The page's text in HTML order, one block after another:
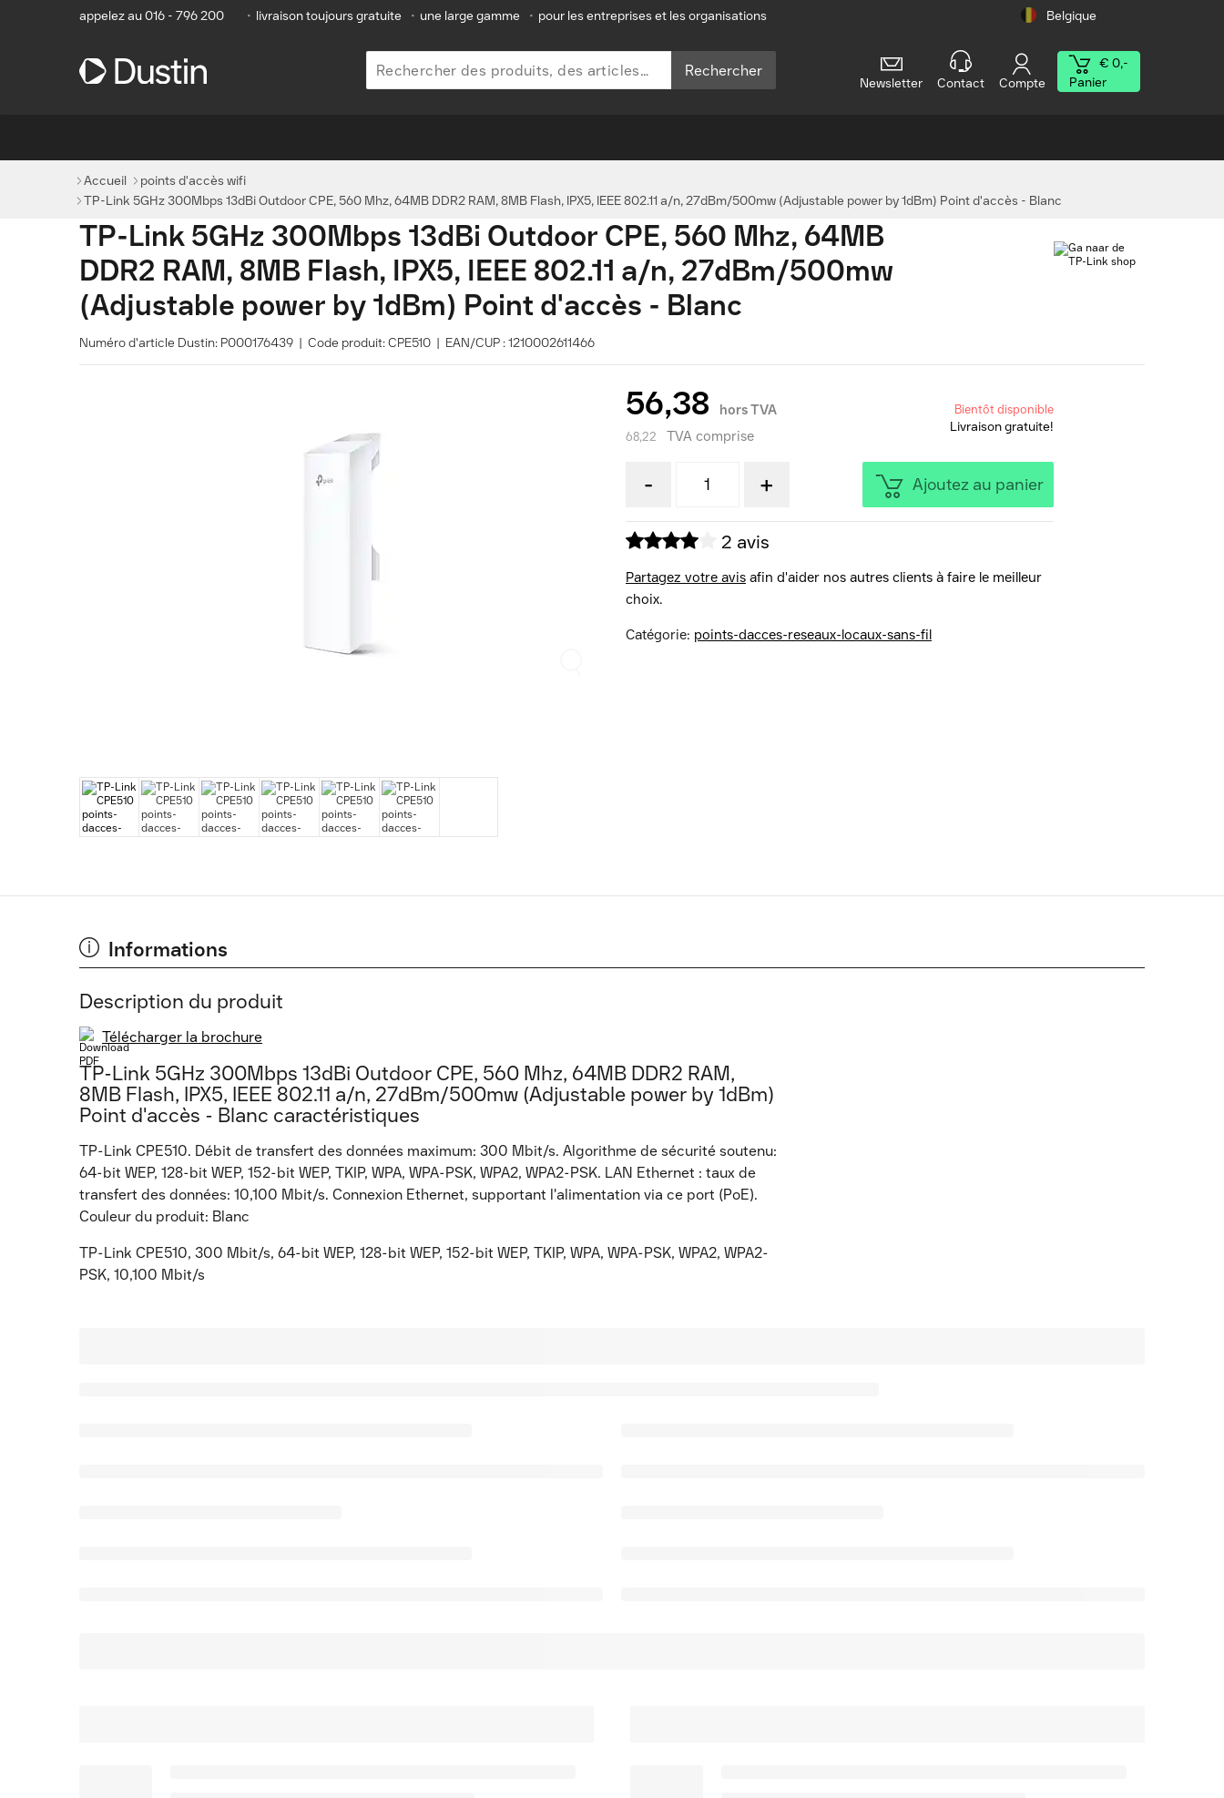
appelez au 016 - 796 200 • livraison toujours gratuite • une large gamme • pour les entreprises et les organisations Belgique
Rechercher
Newsletter Contact Compte
€ 0,-
Panier
Accueil
points d'accès wifi
TP-Link 5GHz 300Mbps 13dBi Outdoor CPE, 560 Mhz, 64MB DDR2 RAM, 8MB Flash, IPX5, IEEE 802.11 a/n, 27dBm/500mw (Adjustable power by 1dBm) Point d'accès - Blanc
TP-Link 5GHz 300Mbps 13dBi Outdoor CPE, 560 Mhz, 64MB
DDR2 RAM, 8MB Flash, IPX5, IEEE 802.11 a/n, 27dBm/500mw
(Adjustable power by 1dBm) Point d'accès - Blanc
Numéro d'article Dustin: P000176439 | Code produit: CPE510 | EAN/CUP : 1210002611466
56,38 hors TVA
68,22 TVA comprise
Bientôt disponible
Livraison gratuite!
- + Ajoutez au panier
2 avis
Partagez votre avis afin d'aider nos autres clients à faire le meilleur
choix.
Catégorie: points-dacces-reseaux-locaux-sans-fil
Informations
Description du produit
Télécharger la brochure
TP-Link 5GHz 300Mbps 13dBi Outdoor CPE, 560 Mhz, 64MB DDR2 RAM,
8MB Flash, IPX5, IEEE 802.11 a/n, 27dBm/500mw (Adjustable power by 1dBm)
Point d'accès - Blanc caractéristiques
TP-Link CPE510. Débit de transfert des données maximum: 300 Mbit/s. Algorithme de sécurité soutenu:
64-bit WEP, 128-bit WEP, 152-bit WEP, TKIP, WPA, WPA-PSK, WPA2, WPA2-PSK. LAN Ethernet : taux de
transfert des données: 10,100 Mbit/s. Connexion Ethernet, supportant l'alimentation via ce port (PoE).
Couleur du produit: Blanc
TP-Link CPE510, 300 Mbit/s, 64-bit WEP, 128-bit WEP, 152-bit WEP, TKIP, WPA, WPA-PSK, WPA2, WPA2-
PSK, 10,100 Mbit/s